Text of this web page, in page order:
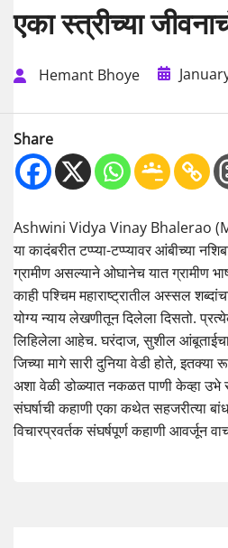
एका स्त्रीच्या
Hemant Bhoye
Share
Ashwini Vidya Vinay Bhalerao
या कादंबरीत टप्प्या-टप्प्यावर आंबीच्या
ग्रामीण असल्याने ओघानेच यात ग्रामीण
काही पश्चिम महाराष्ट्रातील अस्सल
योग्य न्याय लेखणीतून दिलेला दिसतो.
लिहिलेला आहेच. घरंदाज, सुशील आंबूताईचा
जिच्या मागे सारी दुनिया वेडी होते,
अशा वेळी डोळ्यात नकळत पाणी केव्हा उभे
संघर्षाची कहाणी एका कथेत सहजरीत्या
विचारप्रवर्तक संघर्षपूर्ण कहाणी आवर्जून